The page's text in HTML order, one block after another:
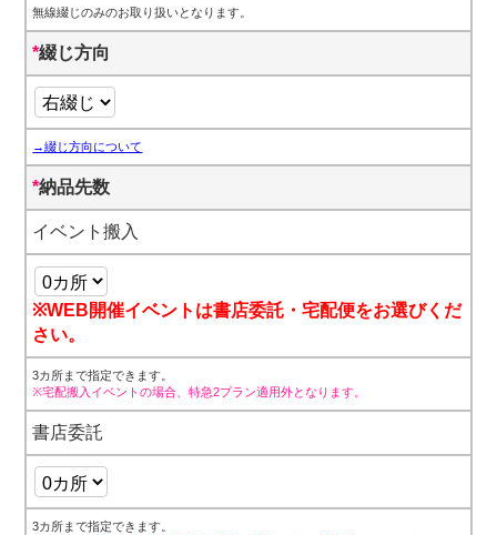
無線綴じのみのお取り扱いとなります。
*綴じ方向
→綴じ方向について
*納品先数
イベント搬入
※WEB開催イベントは書店委託・宅配便をお選びくだ
さい。
3カ所まで指定できます。
※宅配搬入イベントの場合、特急2プラン適用外となります。
書店委託
3カ所まで指定できます。